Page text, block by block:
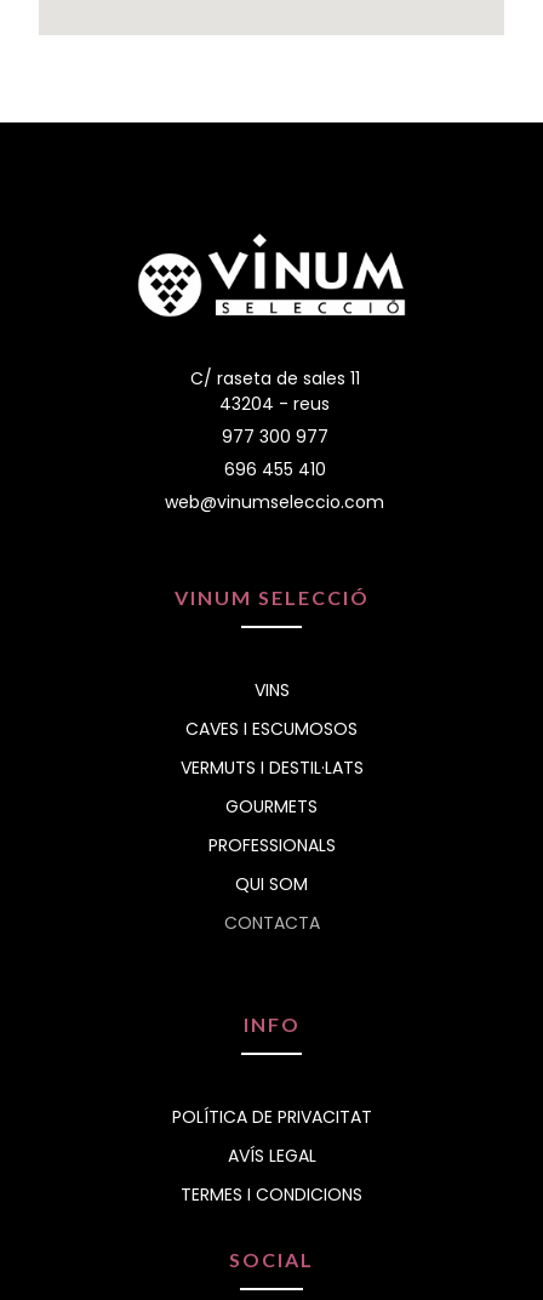
C/ raseta de sales 11
43204 - reus
977 300 977
696 455 410
web@vinumseleccio.com
VINUM SELECCIÓ
VINS
CAVES I ESCUMOSOS
VERMUTS I DESTIL·LATS
GOURMETS
PROFESSIONALS
QUI SOM
CONTACTA
INFO
POLÍTICA DE PRIVACITAT
AVÍS LEGAL
TERMES I CONDICIONS
SOCIAL